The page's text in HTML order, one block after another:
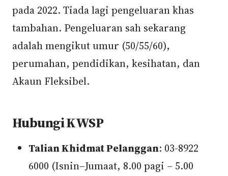
pada 2022. Tiada lagi pengeluaran khas
tambahan. Pengeluaran sah sekarang
adalah mengikut umur (50/55/60),
perumahan, pendidikan, kesihatan, dan
Akaun Fleksibel.
Hubungi KWSP
Talian Khidmat Pelanggan: 03-8922
6000 (Isnin–Jumaat, 8.00 pagi – 5.00